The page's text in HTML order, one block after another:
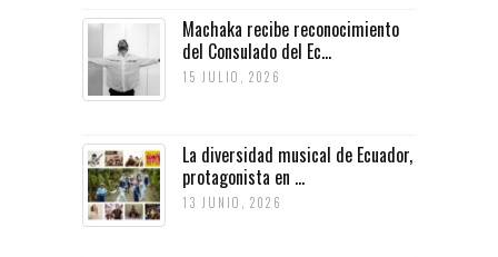
Machaka recibe reconocimiento
del Consulado del Ec...
15 JULIO, 2026
La diversidad musical de Ecuador,
protagonista en ...
13 JUNIO, 2026